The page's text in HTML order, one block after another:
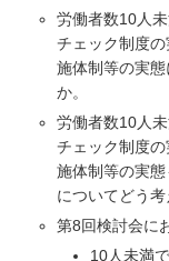
労働者数10人
チェック制度
施体制等の実
か。
労働者数10人
チェック制度
施体制等の実
についてどう考
第8回検討会に
10人未満